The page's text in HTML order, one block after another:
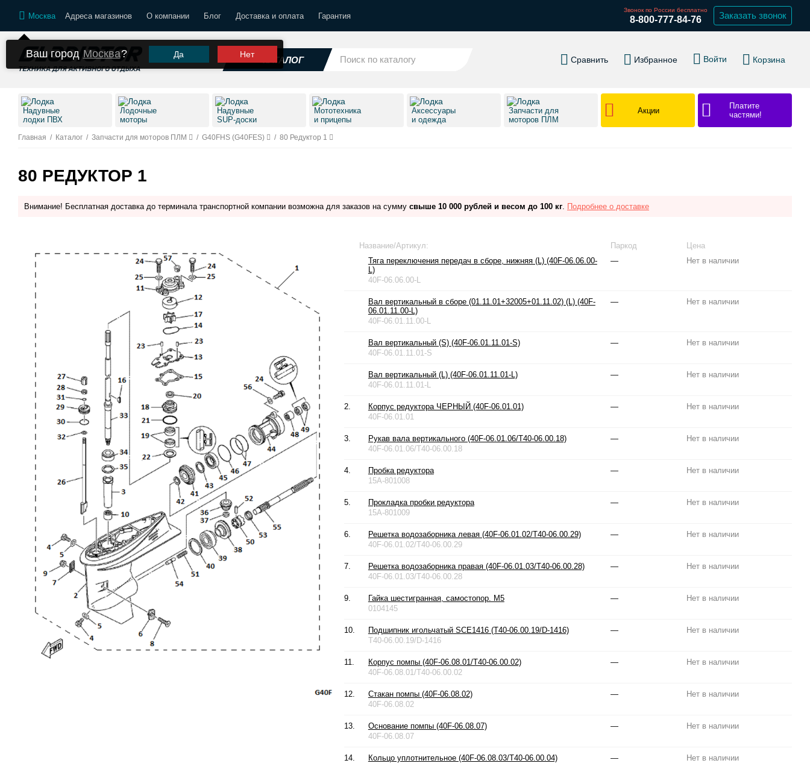
Москва Адреса магазинов О компании Блог Доставка и оплата Гарантия
Звонок по России бесплатно
8-800-777-84-76 Заказать звонок
КАТАЛОГ Сравнить Избранное Войти Корзина
Ваш городМосква? Да Нет
Надувные
лодки ПВХ
Лодочные
моторы
Надувные
SUP-доски
Мототехника
и прицепы
Аксессуары
и одежда
Запчасти для
моторов ПЛМ
Акции
Платите
частями!
Главная / Каталог / Запчасти для моторов ПЛМ / G40FHS (G40FES) / 80 Редуктор 1
80 РЕДУКТОР 1
Внимание! Бесплатная доставка до терминала транспортной компании возможна для заказов на сумму свыше 10 000 рублей и весом до 100 кг. Подробнее о доставке
Название/Артикул: Паркод
Цена
Тяга переключения передач в сборе, нижняя (L) (40F-06.06.00-
L)
40F-06.06.00-L
— Нет в наличии
Вал вертикальный в сборе (01.11.01+32005+01.11.02) (L) (40F-
06.01.11.00-L)
40F-06.01.11.00-L
— Нет в наличии
Вал вертикальный (S) (40F-06.01.11.01-S)
40F-06.01.11.01-S
— Нет в наличии
Вал вертикальный (L) (40F-06.01.11.01-L)
40F-06.01.11.01-L
— Нет в наличии
2.
Корпус редуктора ЧЕРНЫЙ (40F-06.01.01)
40F-06.01.01
— Нет в наличии
3.
Рукав вала вертикального (40F-06.01.06/T40-06.00.18)
40F-06.01.06/T40-06.00.18
— Нет в наличии
4.
Пробка редуктора
15A-801008
— Нет в наличии
5.
Прокладка пробки редуктора
15A-801009
— Нет в наличии
6.
Решетка водозаборника левая (40F-06.01.02/T40-06.00.29)
40F-06.01.02/T40-06.00.29
— Нет в наличии
7.
Решетка водозаборника правая (40F-06.01.03/T40-06.00.28)
40F-06.01.03/T40-06.00.28
— Нет в наличии
9.
Гайка шестигранная, самостопор. М5
0104145
— Нет в наличии
10.
Подшипник игольчатый SCE1416 (T40-06.00.19/D-1416)
T40-06.00.19/D-1416
— Нет в наличии
11.
Корпус помпы (40F-06.08.01/T40-06.00.02)
40F-06.08.01/T40-06.00.02
— Нет в наличии
12.
Стакан помпы (40F-06.08.02)
40F-06.08.02
— Нет в наличии
13.
Основание помпы (40F-06.08.07)
40F-06.08.07
— Нет в наличии
14.
Кольцо уплотнительное (40F-06.08.03/T40-06.00.04)
— Нет в наличии